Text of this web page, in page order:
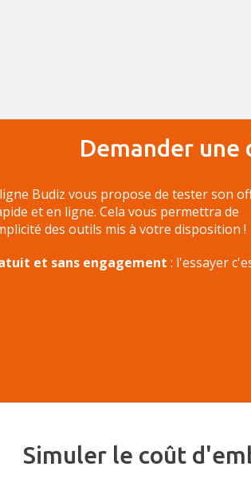
Demander
Budiz vous propose de tester son
et en ligne. Cela vous permettra de
des outils mis à votre disposition !
et sans engagement : l'essayer
Simuler le coût